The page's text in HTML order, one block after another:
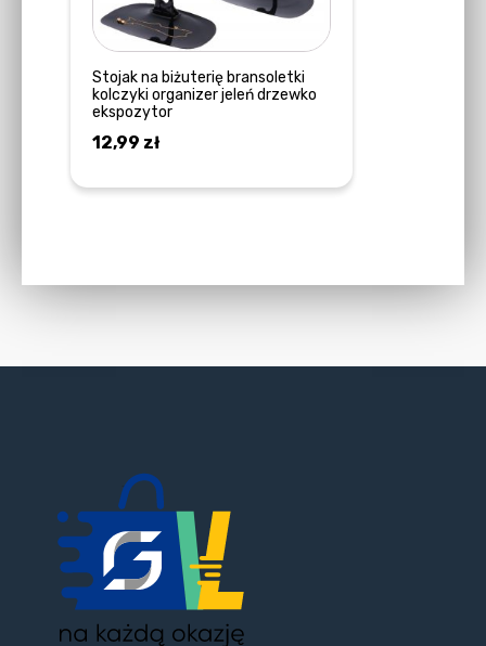
Stojak na biżuterię bransoletki
kolczyki organizer jeleń drzewko
ekspozytor
12,99 zł
wybrać
na
stronie
produktu